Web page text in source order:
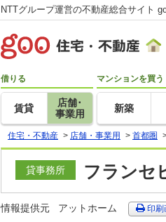
NTTグループ運営の不動産総合サイト
借りる
賃貸
店舗･
事業用
マンションを買う
新築
住宅・不動産 > 店舗・事業用 > 首都圏
貸事務所 フランセ
情報提供元 アットホーム 印刷